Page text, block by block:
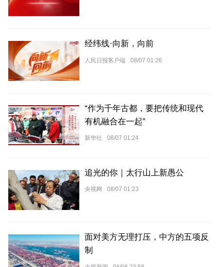
经纬线·向新，向前
人民日报客户端 08/07 01:26
“作为千年古都，要把传统和现代
有机融合在一起”
新华社 08/07 01:24
追光的你｜太行山上新愚公
央视网 08/07 01:23
面对美方无理打压，中方的五项反
制